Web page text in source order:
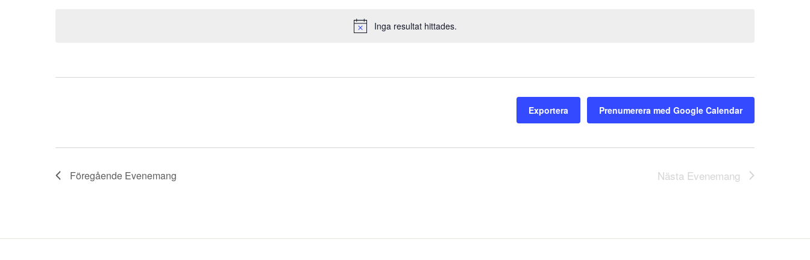
Notice
Inga resultat hittades.
Exportera Prenumerera med Google Calendar
Föregående Evenemang Nästa Evenemang